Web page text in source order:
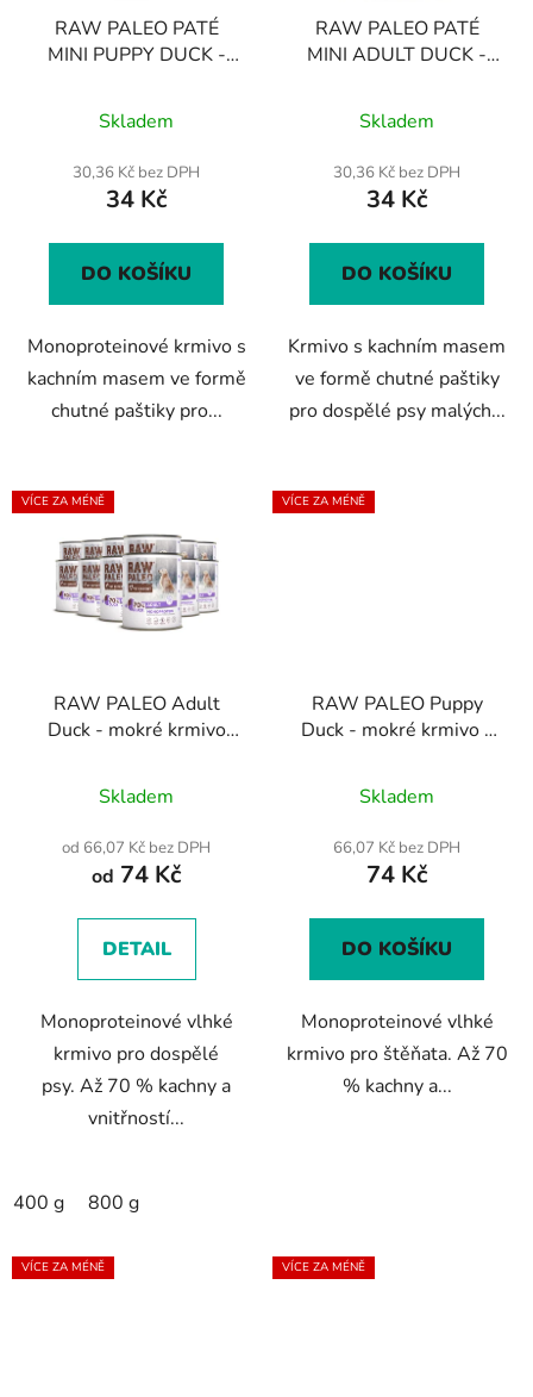
RAW PALEO PATÉ
MINI PUPPY DUCK -
pro štěňata 150 g
Skladem
30,36 Kč bez DPH
34 Kč
DO KOŠÍKU
Monoproteinové krmivo s
kachním masem ve formě
chutné paštiky pro...
RAW PALEO PATÉ
MINI ADULT DUCK -
pro dospělé psy 150 g
Skladem
30,36 Kč bez DPH
34 Kč
DO KOŠÍKU
Krmivo s kachním masem
ve formě chutné paštiky
pro dospělé psy malých...
VÍCE ZA MÉNĚ
RAW PALEO Adult
Duck - mokré krmivo
kachního masa 400g,
800ghodnocení
produktu
je
z
Skladem
od 66,07 Kč bez DPH
od 74 Kč
DETAIL
Monoproteinové vlhké
krmivo pro dospělé
psy. Až 70 % kachny a
vnitřností...
400 g 800 g
VÍCE ZA MÉNĚ
RAW PALEO Puppy
Duck - mokré krmivo z
Skladem
66,07 Kč bez DPH
74 Kč
DO KOŠÍKU
Monoproteinové vlhké
krmivo pro štěňata. Až 70
% kachny a...
VÍCE ZA MÉNĚ VÍCE ZA MÉNĚ